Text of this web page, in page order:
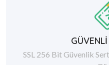
SSL 256 Bit Güvenlik